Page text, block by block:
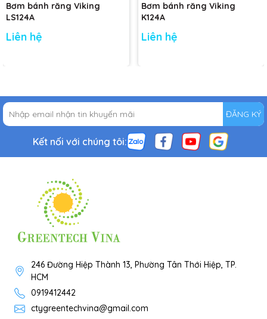
Bơm bánh răng Viking
LS124A
Liên hệ
Bơm bánh răng Viking
K124A
Liên hệ
ĐĂNG KÝ
Kết nối với chúng tôi:
246 Đường Hiệp Thành 13, Phường Tân Thới Hiệp, TP.
HCM
0919412442
ctygreentechvina@gmail.com